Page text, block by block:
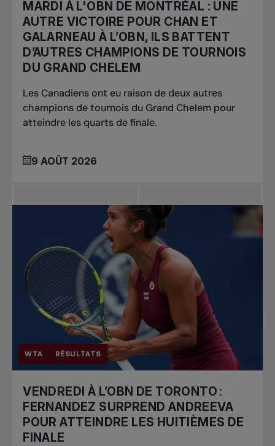
MARDI À L'OBN DE MONTRÉAL : UNE
AUTRE VICTOIRE POUR CHAN ET
GALARNEAU À L’OBN, ILS BATTENT
D’AUTRES CHAMPIONS DE TOURNOIS
DU GRAND CHELEM
Les Canadiens ont eu raison de deux autres
champions de tournois du Grand Chelem pour
atteindre les quarts de finale.
9 AOÛT 2026
WTA RÉSULTATS
VENDREDI À L’OBN DE TORONTO :
FERNANDEZ SURPREND ANDREEVA
POUR ATTEINDRE LES HUITIÈMES DE
FINALE